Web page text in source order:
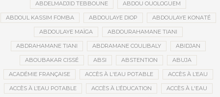
ABDELMADJID TEBBOUNE ABDOU OUOLOGUEM
ABDOUL KASSIM FOMBA ABDOULAYE DIOP ABDOULAYE KONATÉ
ABDOULAYE MAÏGA ABDOURAHAMANE TIANI
ABDRAHAMANE TIANI ABDRAMANE COULIBALY ABIDJAN
ABOUBAKAR CISSÉ ABSI ABSTENTION ABUJA
ACADÉMIE FRANÇAISE ACCÈS À L'EAU POTABLE ACCÈS À L’EAU
ACCÈS À L’EAU POTABLE ACCÈS À L’ÉDUCATION ACCÈS À L'EAU